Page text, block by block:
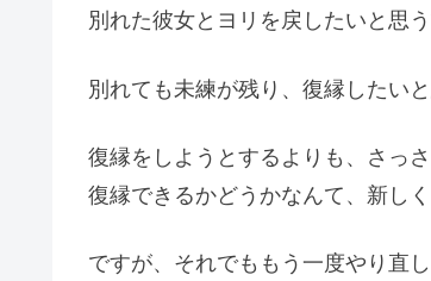
別れた彼女とヨリを戻したいと思
別れても未練が残り、復縁したい
復縁をしようとするよりも、さっ
復縁できるかどうかなんて、新し
ですが、それでももう一度やり直